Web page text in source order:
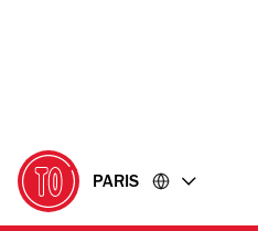
PARIS